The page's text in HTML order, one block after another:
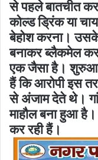
से पहले बातचीत
कोल्ड ड्रिंक या
बेहोश करना। उसके
बनाकर ब्लैकमेल
एक जैसा है।
हैं कि आरोपी इस
से अंजाम देते थे।
माहौल बना हुआ
कर रही हैं।